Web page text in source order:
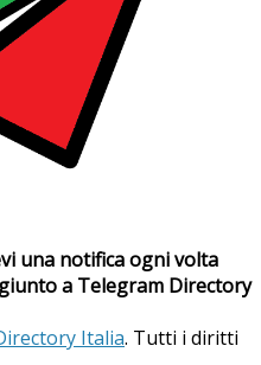
una notifica ogni volta
a Telegram Directory
Italia. Tutti i diritti